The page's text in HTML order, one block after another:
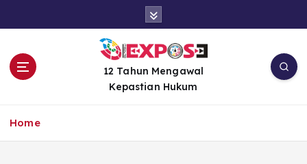
12 Tahun Mengawal
Kepastian Hukum
Home